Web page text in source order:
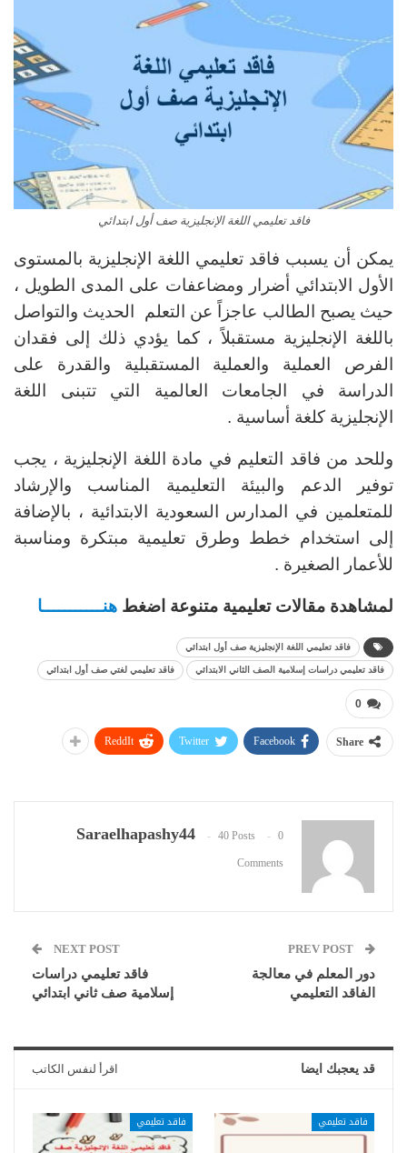
فاقد تعليمي اللغة الإنجليزية صف أول ابتدائي
يمكن أن يسبب فاقد تعليمي اللغة الإنجليزية بالمستوى
الأول الابتدائي أضرار ومضاعفات على المدى الطويل ،
حيث يصبح الطالب عاجزاً عن التعلم الحديث والتواصل
باللغة الإنجليزية مستقبلاً ، كما يؤدي ذلك إلى فقدان
الفرص العملية والعملية المستقبلية والقدرة على
الدراسة في الجامعات العالمية التي تتبنى اللغة
الإنجليزية كلغة أساسية .
وللحد من فاقد التعليم في مادة اللغة الإنجليزية ، يجب
توفير الدعم والبيئة التعليمية المناسب والإرشاد
للمتعلمين في المدارس السعودية الابتدائية ، بالإضافة
إلى استخدام خطط وطرق تعليمية مبتكرة ومناسبة
للأعمار الصغيرة .
لمشاهدة مقالات تعليمية متنوعة اضغط هنـــــــــــا
فاقد تعليمي اللغة الإنجليزية صف أول ابتدائي
فاقد تعليمي دراسات إسلامية الصف الثاني الابتدائي فاقد تعليمي لغتي صف أول ابتدائي
0
Share
Facebook
Twitter
ReddIt
Saraelhapashy44 40 Posts 0
Comments
دور المعلم في معالجة
الفاقد التعليمي
NEXT POST
فاقد تعليمي دراسات
إسلامية صف ثاني ابتدائي
قد يعجبك ايضا اقرأ لنفس الكاتب
فاقد تعليمي فاقد تعليمي